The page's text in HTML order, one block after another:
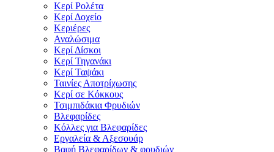
Κερί Ρολέτα
Κερί Δοχείο
Κεριέρες
Αναλώσιμα
Κερί Δίσκοι
Κερί Τηγανάκι
Κερί Ταψάκι
Ταινίες Αποτρίχωσης
Κερί σε Κόκκους
Τσιμπιδάκια Φρυδιών
Βλεφαρίδες
Κόλλες για Βλεφαρίδες
Εργαλεία & Αξεσουάρ
Βαφή Βλεφαρίδων & φρυδιών